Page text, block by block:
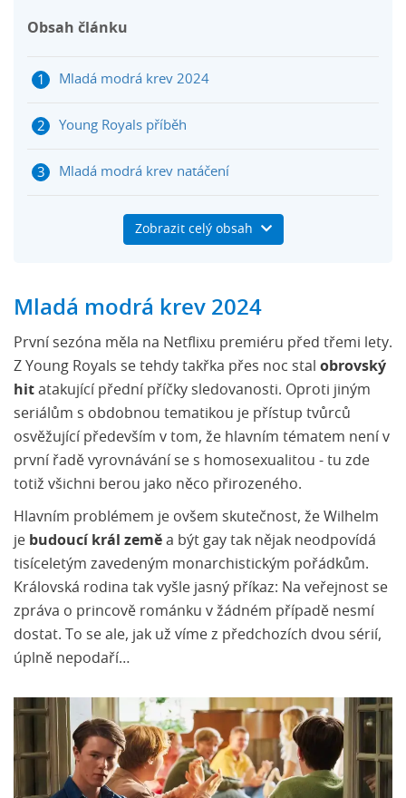
Obsah článku
Mladá modrá krev 2024
Young Royals příběh
Mladá modrá krev natáčení
Mladá modrá krev Wilhelm, Simon a další postavy
Zobrazit celý obsah
Mladá modrá krev 2024
První sezóna měla na Netflixu premiéru před třemi lety.
Z Young Royals se tehdy takřka přes noc stal obrovský
hit atakující přední příčky sledovanosti. Oproti jiným
seriálům s obdobnou tematikou je přístup tvůrců
osvěžující především v tom, že hlavním tématem není v
první řadě vyrovnávání se s homosexualitou - tu zde
totiž všichni berou jako něco přirozeného.
Hlavním problémem je ovšem skutečnost, že Wilhelm
je budoucí král země a být gay tak nějak neodpovídá
tisíceletým zavedeným monarchistickým pořádkům.
Královská rodina tak vyšle jasný příkaz: Na veřejnost se
zpráva o princově románku v žádném případě nesmí
dostat. To se ale, jak už víme z předchozích dvou sérií,
úplně nepodaří…